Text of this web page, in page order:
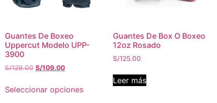
Guantes De Boxeo
Uppercut Modelo UPP-
3900
S/129.00 S/109.00
Seleccionar opciones
Guantes De Box O Boxeo
12oz Rosado
S/125.00
Leer más